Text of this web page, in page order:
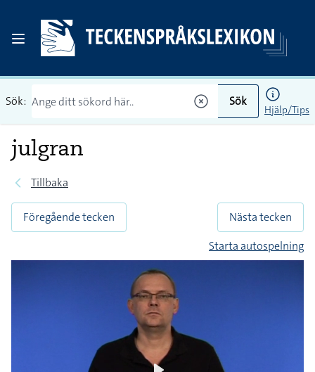
Sök: Sök
Hjälp/Tips
julgran
Tillbaka
Föregående tecken
Nästa tecken
Starta autospelning